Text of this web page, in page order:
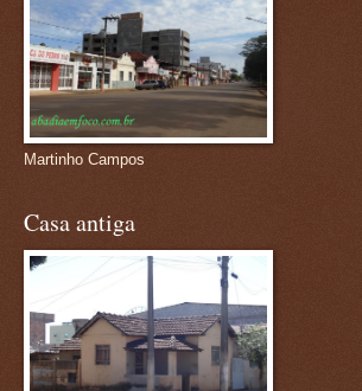
Martinho Campos
Casa antiga